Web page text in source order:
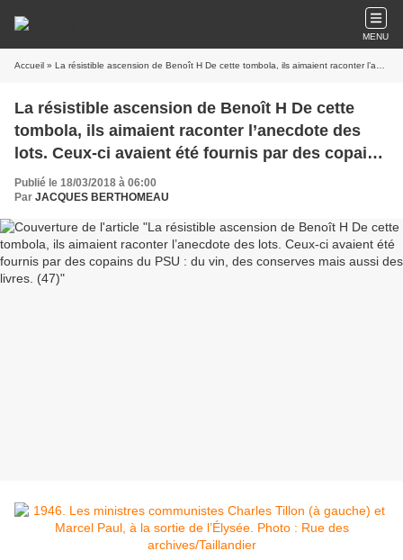
MENU
Accueil » La résistible ascension de Benoît H De cette tombola, ils aimaient raconter l’anecdote des lots. Ceux-ci avaient été fournis par des copains du PSU : du vin, des conserves mais aussi des livres. (47)
La résistible ascension de Benoît H De cette
tombola, ils aimaient raconter l’anecdote des
lots. Ceux-ci avaient été fournis par des copains
du PSU : du vin, des conserves mais aussi des
livres. (47)
Publié le 18/03/2018 à 06:00
Par JACQUES BERTHOMEAU